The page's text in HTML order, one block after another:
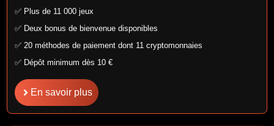
✅ Plus de 11 000 jeux
✅ Deux bonus de bienvenue disponibles
✅ 20 méthodes de paiement dont 11 cryptomonnaies
✅ Dépôt minimum dès 10 €
En savoir plus